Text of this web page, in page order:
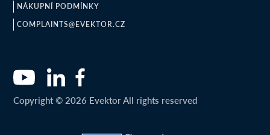
NÁKUPNÍ PODMÍNKY
COMPLAINTS@EVEKTOR.CZ
Copyright © 2026 Evektor All rights reserved